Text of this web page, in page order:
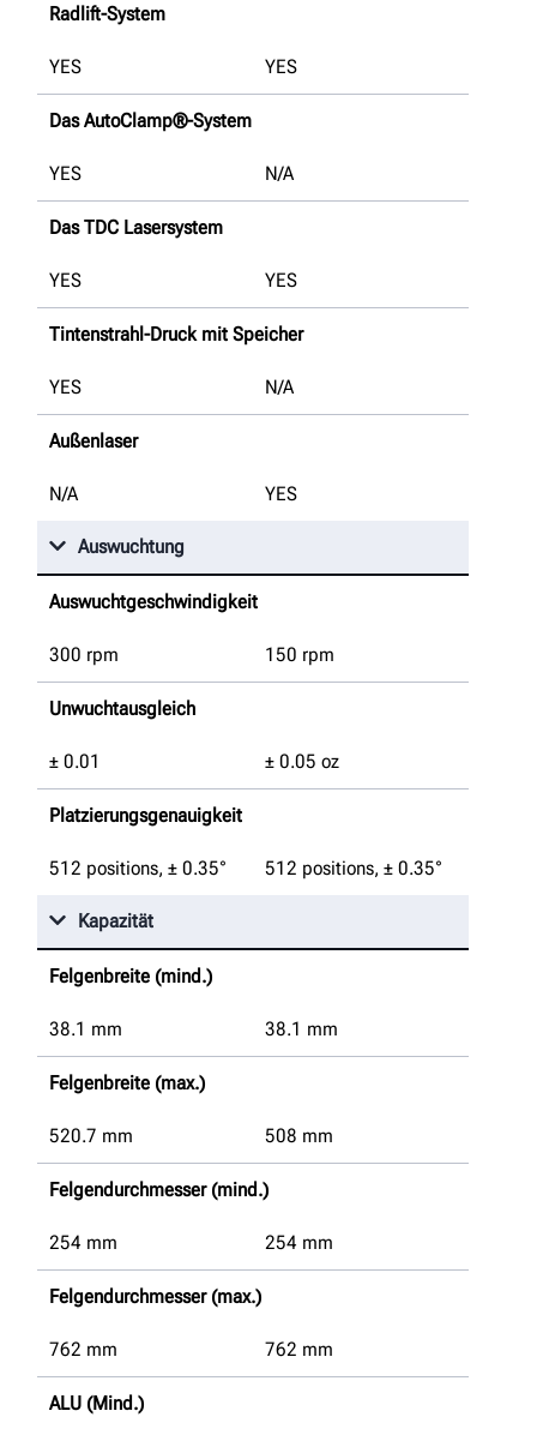
Radlift-System
YES YES
Das AutoClamp®-System
YES N/A
Das TDC Lasersystem
YES YES
Tintenstrahl-Druck mit Speicher
YES N/A
Außenlaser
N/A YES
Auswuchtung
Auswuchtgeschwindigkeit
300 rpm 150 rpm
Unwuchtausgleich
± 0.01 ± 0.05 oz
Platzierungsgenauigkeit
512 positions, ± 0.35° 512 positions, ± 0.35°
Kapazität
Felgenbreite (mind.)
38.1 mm 38.1 mm
Felgenbreite (max.)
520.7 mm 508 mm
Felgendurchmesser (mind.)
254 mm 254 mm
Felgendurchmesser (max.)
762 mm 762 mm
ALU (Mind.)